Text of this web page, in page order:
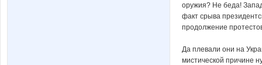
оружия? Не беда!
факт срыва
продолжение
Да плевали они на
мистической причине